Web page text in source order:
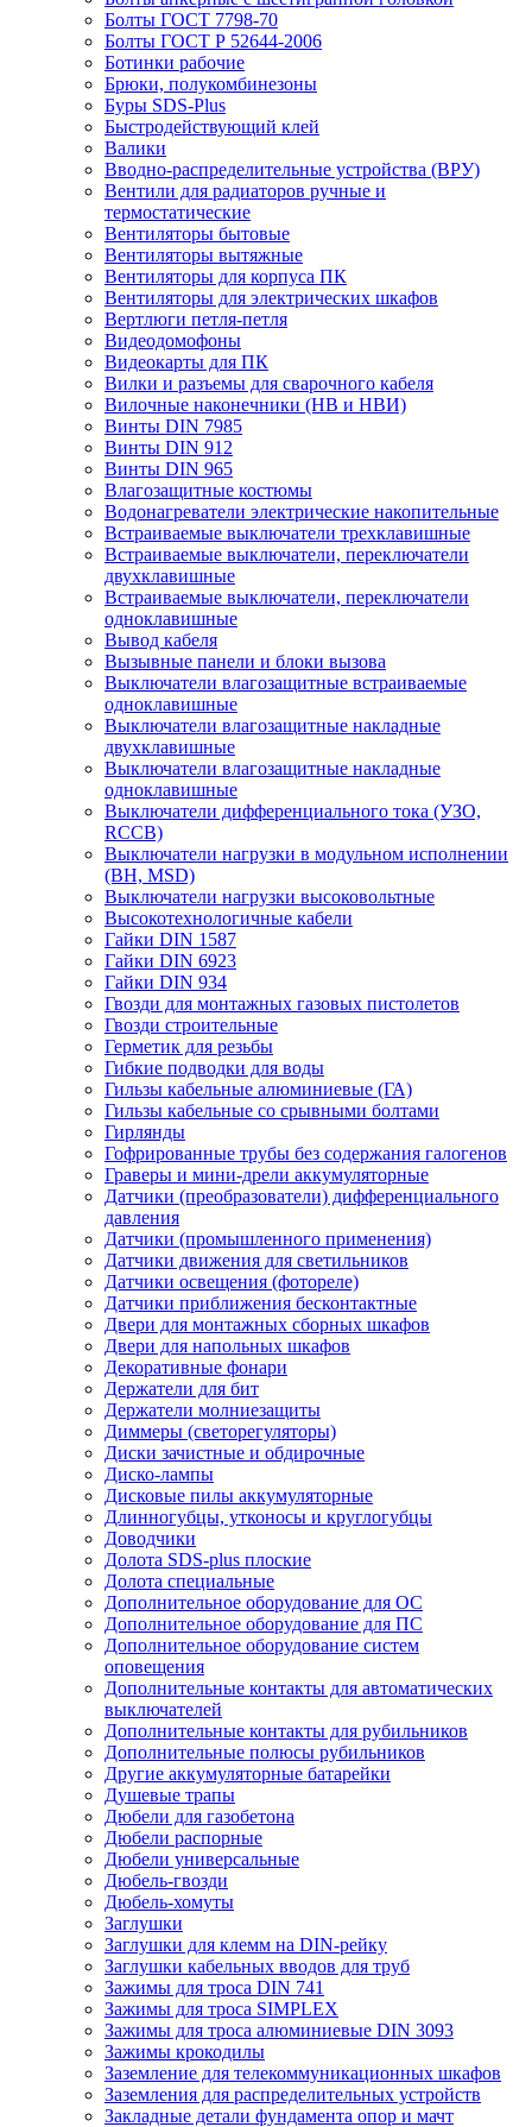
Болты ГОСТ 7798-70
Болты ГОСТ Р 52644-2006
Ботинки рабочие
Брюки, полукомбинезоны
Буры SDS-Plus
Быстродействующий клей
Валики
Вводно-распределительные устройства (ВРУ)
Вентили для радиаторов ручные и
термостатические
Вентиляторы бытовые
Вентиляторы вытяжные
Вентиляторы для корпуса ПК
Вентиляторы для электрических шкафов
Вертлюги петля-петля
Видеодомофоны
Видеокарты для ПК
Вилки и разъемы для сварочного кабеля
Вилочные наконечники (НВ и НВИ)
Винты DIN 7985
Винты DIN 912
Винты DIN 965
Влагозащитные костюмы
Водонагреватели электрические накопительные
Встраиваемые выключатели трехклавишные
Встраиваемые выключатели, переключатели
двухклавишные
Встраиваемые выключатели, переключатели
одноклавишные
Вывод кабеля
Вызывные панели и блоки вызова
Выключатели влагозащитные встраиваемые
одноклавишные
Выключатели влагозащитные накладные
двухклавишные
Выключатели влагозащитные накладные
одноклавишные
Выключатели дифференциального тока (УЗО,
RCCB)
Выключатели нагрузки в модульном исполнении
(ВН, MSD)
Выключатели нагрузки высоковольтные
Высокотехнологичные кабели
Гайки DIN 1587
Гайки DIN 6923
Гайки DIN 934
Гвозди для монтажных газовых пистолетов
Гвозди строительные
Герметик для резьбы
Гибкие подводки для воды
Гильзы кабельные алюминиевые (ГА)
Гильзы кабельные со срывными болтами
Гирлянды
Гофрированные трубы без содержания галогенов
Граверы и мини-дрели аккумуляторные
Датчики (преобразователи) дифференциального
давления
Датчики (промышленного применения)
Датчики движения для светильников
Датчики освещения (фотореле)
Датчики приближения бесконтактные
Двери для монтажных сборных шкафов
Двери для напольных шкафов
Декоративные фонари
Держатели для бит
Держатели молниезащиты
Диммеры (светорегуляторы)
Диски зачистные и обдирочные
Диско-лампы
Дисковые пилы аккумуляторные
Длинногубцы, утконосы и круглогубцы
Доводчики
Долота SDS-plus плоские
Долота специальные
Дополнительное оборудование для ОС
Дополнительное оборудование для ПС
Дополнительное оборудование систем
оповещения
Дополнительные контакты для автоматических
выключателей
Дополнительные контакты для рубильников
Дополнительные полюсы рубильников
Другие аккумуляторные батарейки
Душевые трапы
Дюбели для газобетона
Дюбели распорные
Дюбели универсальные
Дюбель-гвозди
Дюбель-хомуты
Заглушки
Заглушки для клемм на DIN-рейку
Заглушки кабельных вводов для труб
Зажимы для троса DIN 741
Зажимы для троса SIMPLEX
Зажимы для троса алюминиевые DIN 3093
Зажимы крокодилы
Заземление для телекоммуникационных шкафов
Заземления для распределительных устройств
Закладные детали фундамента опор и мачт